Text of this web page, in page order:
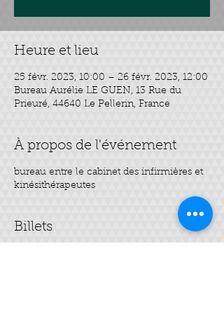
Heure et lieu
25 févr. 2023, 10:00 – 26 févr. 2023, 12:00
Bureau Aurélie LE GUEN, 13 Rue du
Prieuré, 44640 Le Pellerin, France
À propos de l'événement
bureau entre le cabinet des infirmières et
kinésithérapeutes
Billets